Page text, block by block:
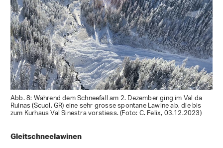
Abb. 8: Während dem Schneefall am 2. Dezember ging im Val da
Ruinas (Scuol, GR) eine sehr grosse spontane Lawine ab, die bis
zum Kurhaus Val Sinestra vorstiess. (Foto: C. Felix, 03.12.2023)
Gleitschneelawinen